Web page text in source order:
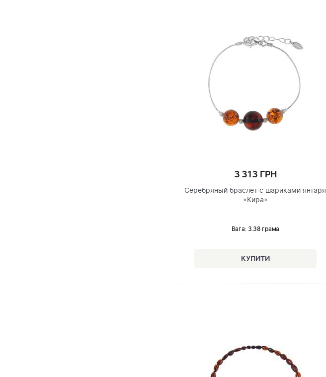
3 313 ГРН
Серебряный браслет с шариками янтаря
«Кира»
Вага: 3.38 грама